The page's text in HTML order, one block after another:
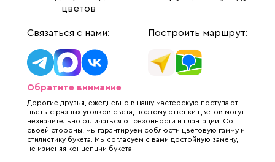
цветов
Связаться с нами: Построить маршрут:
Обратите внимание
Дорогие друзья, ежедневно в нашу мастерскую поступают
цветы с разных уголков света, поэтому оттенки цветов могут
незначительно отличаться от сезонности и плантации. Со
своей стороны, мы гарантируем соблюсти цветовую гамму и
стилистику букета. Мы согласуем с вами достойную замену,
не изменяя концепции букета.